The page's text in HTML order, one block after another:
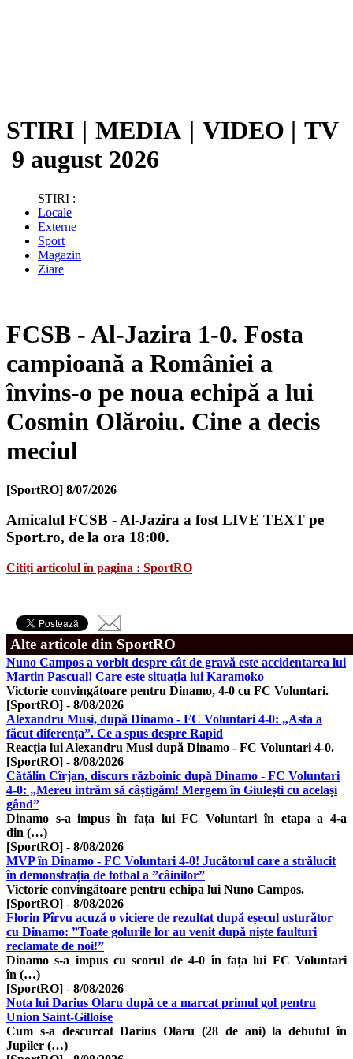
STIRI | MEDIA | VIDEO | TV
9 august 2026
STIRI :
Locale
Externe
Sport
Magazin
Ziare
FCSB - Al-Jazira 1-0. Fosta
campioană a României a
învins-o pe noua echipă a lui
Cosmin Olăroiu. Cine a decis
meciul
[SportRO] 8/07/2026
Amicalul FCSB - Al-Jazira a fost LIVE TEXT pe
Sport.ro, de la ora 18:00.
Citiți articolul în pagina : SportRO
Alte articole din SportRO
Nuno Campos a vorbit despre cât de gravă este accidentarea lui
Martin Pascual! Care este situația lui Karamoko
Victorie convingătoare pentru Dinamo, 4-0 cu FC Voluntari.
[SportRO] - 8/08/2026
Alexandru Musi, după Dinamo - FC Voluntari 4-0: „Asta a
făcut diferența”. Ce a spus despre Rapid
Reacția lui Alexandru Musi după Dinamo - FC Voluntari 4-0.
[SportRO] - 8/08/2026
Cătălin Cîrjan, discurs războinic după Dinamo - FC Voluntari
4-0: „Mereu intrăm să câștigăm! Mergem în Giulești cu același
gând”
Dinamo s-a impus în fața lui FC Voluntari în etapa a 4-a
din (…)
[SportRO] - 8/08/2026
MVP în Dinamo - FC Voluntari 4-0! Jucătorul care a strălucit
în demonstrația de fotbal a ”câinilor”
Victorie convingătoare pentru echipa lui Nuno Campos.
[SportRO] - 8/08/2026
Florin Pîrvu acuză o viciere de rezultat după eșecul usturător
cu Dinamo: ”Toate golurile lor au venit după niște faulturi
reclamate de noi!”
Dinamo s-a impus cu scorul de 4-0 în fața lui FC Voluntari
în (…)
[SportRO] - 8/08/2026
Nota lui Darius Olaru după ce a marcat primul gol pentru
Union Saint-Gilloise
Cum s-a descurcat Darius Olaru (28 de ani) la debutul în
Jupiler (…)